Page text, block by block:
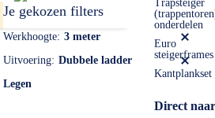
Trapsteiger
onderdelen
Euro
steigerframes
Kantplankset
Direct
Je gekozen filters
Werkhoogte
3 meter
Uitvoering
Dubbele ladder
Legen